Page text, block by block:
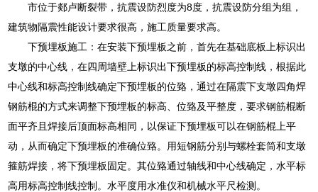
市位于郯卢断裂带，抗震设防烈度为8度，抗震设防分组为组，
建筑物隔震性能设计要求很高，施工质量要求高。
下预埋板施工：在安装下预埋板之前，首先在基础底板上标识出
支墩的中心线，在四周墙壁上标识出下预埋板的标高控制线，根据此
中心线和标高控制线确定下预埋板的位臵，通过在隔震下支墩四角焊
钢筋棍的方式来调整下预埋板的标高、位臵及平整度，要求钢筋棍断
面平齐且焊接后顶面标高相同，以保证下预埋板可以在钢筋棍上平
动，从而确定下预埋板的准确位臵。用短钢筋分别与螺栓套筒和支墩
箍筋焊接，将下预埋板固定。其位臵通过轴线和中心线确定，水平标
高用标高控制线控制。水平度用水准仪和机械水平尺检测。